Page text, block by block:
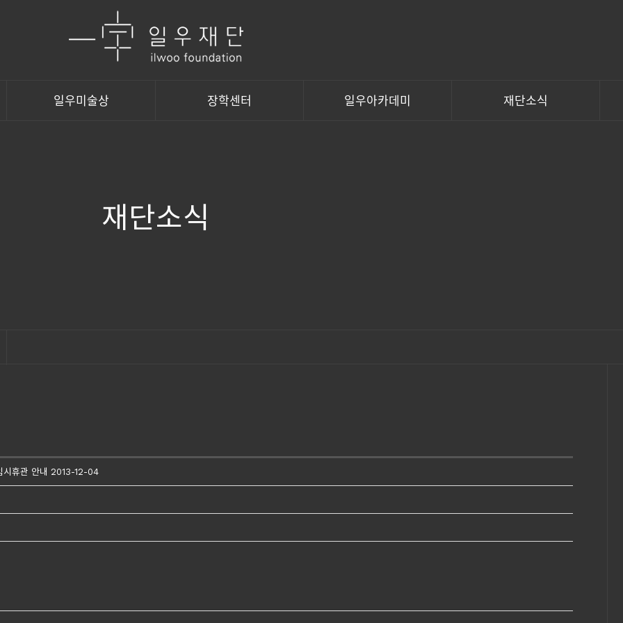
일우미술상 장학센터 일우아카데미 재단소식
재단소식
시휴관 안내 2013-12-04